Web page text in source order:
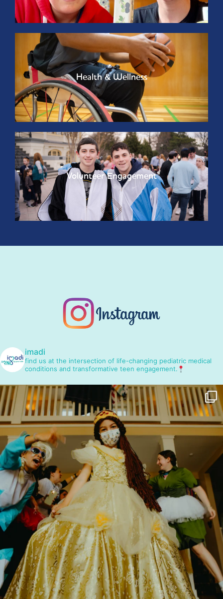
Health & Wellness
Volunteer Engagement
imadi
find us at the intersection of life-changing pediatric medical
conditions and transformative teen engagement.